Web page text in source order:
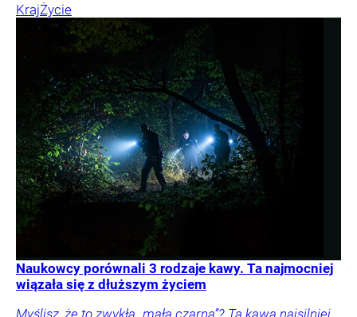
KrajŻycie
Naukowcy porównali 3 rodzaje kawy. Ta najmocniej
wiązała się z dłuższym życiem
Myślisz, że to zwykła „mała czarna”? Ta kawa najsilniej